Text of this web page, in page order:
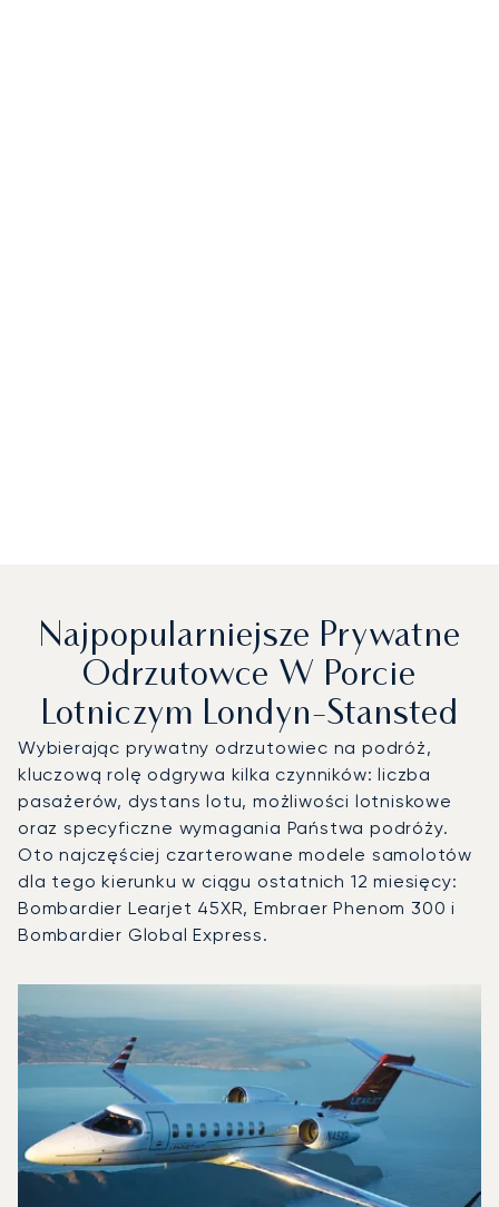
Najpopularniejsze Prywatne
Odrzutowce W Porcie
Lotniczym Londyn-Stansted
Wybierając prywatny odrzutowiec na podróż,
kluczową rolę odgrywa kilka czynników: liczba
pasażerów, dystans lotu, możliwości lotniskowe
oraz specyficzne wymagania Państwa podróży.
Oto najczęściej czarterowane modele samolotów
dla tego kierunku w ciągu ostatnich 12 miesięcy:
Bombardier Learjet 45XR, Embraer Phenom 300 i
Bombardier Global Express.
Miejsca
Prędkość (km/h)
Prędkość (węzły)
Zasięg (km)
Zasięg (NM)